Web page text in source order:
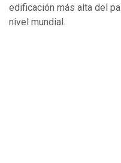
edificación más alta del
nivel mundial.